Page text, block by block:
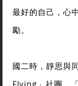
最好的自己，心
勵。
國二時，靜思與